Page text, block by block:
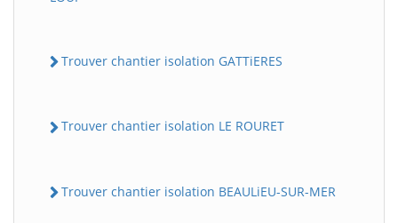
Trouver chantier isolation GATTiERES
Trouver chantier isolation LE ROURET
Trouver chantier isolation BEAULiEU-SUR-MER